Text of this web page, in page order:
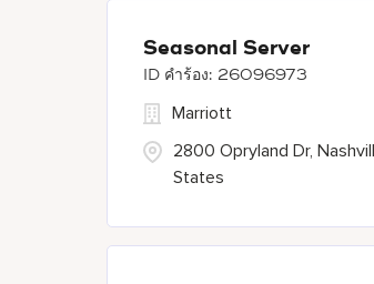
Seasonal Server
26096973
2800 Opryland Dr,
States
Marriott